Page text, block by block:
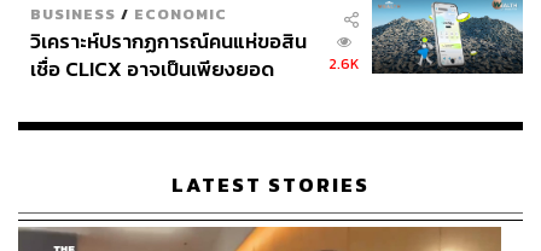
BUSINESS / ECONOMIC
วิเคราะห์ปรากฏการณ์คนแห่ขอสิน
เชื่อ CLICX อาจเป็นเพียงยอด
เรือนไทยที่ถูกซุกไว้
2.6K
LATEST STORIES